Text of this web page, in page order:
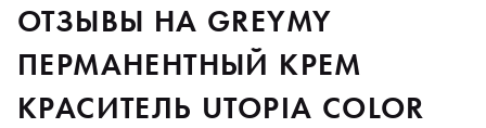
ОТЗЫВЫ НА GREYMY
ПЕРМАНЕНТНЫЙ КРЕМ
КРАСИТЕЛЬ UTOPIA COLOR